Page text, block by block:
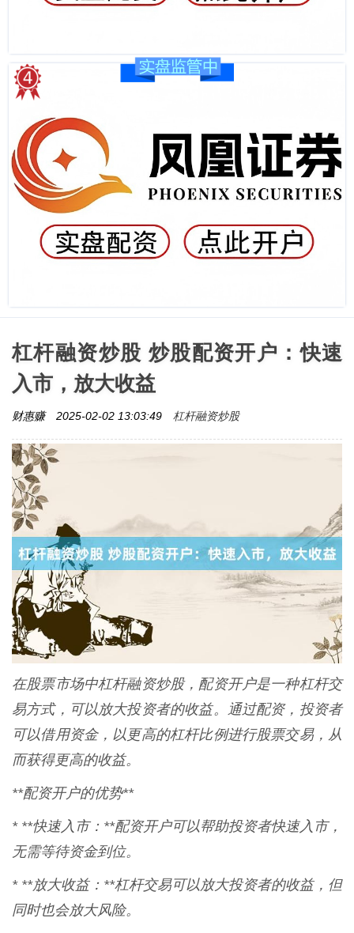
杠杆融资炒股 炒股配资开户：快速
入市，放大收益
财惠赚 2025-02-02 13:03:49 杠杆融资炒股
在股票市场中杠杆融资炒股，配资开户是一种杠杆交
易方式，可以放大投资者的收益。通过配资，投资者
可以借用资金，以更高的杠杆比例进行股票交易，从
而获得更高的收益。
**配资开户的优势**
* **快速入市：**配资开户可以帮助投资者快速入市，
无需等待资金到位。
* **放大收益：**杠杆交易可以放大投资者的收益，但
同时也会放大风险。